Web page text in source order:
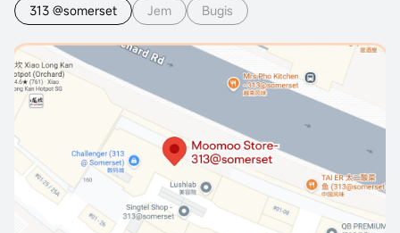
313 @somerset Jem Bugis